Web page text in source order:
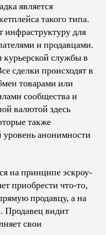
является
такого типа.
инфраструктуру для
и продавцами.
курьерской службы в
сделки происходят в
товарами или
сообщества и
валютой здесь
также
анонимности
на принципе эскроу-
приобрести что-то,
продавцу, а на
Продавец видит
свои